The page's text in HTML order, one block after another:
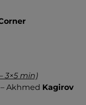
3×5 min)
Akhmed Kagirov